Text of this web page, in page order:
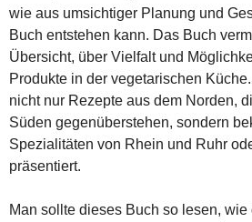
wie aus umsichtiger Planung und
Buch entstehen kann. Das Buch
Übersicht, über Vielfalt und
Produkte in der vegetarischen
nicht nur Rezepte aus dem Norden,
Süden gegenüberstehen, sondern
Spezialitäten von Rhein und Ruhr
präsentiert.
Man sollte dieses Buch so lesen,